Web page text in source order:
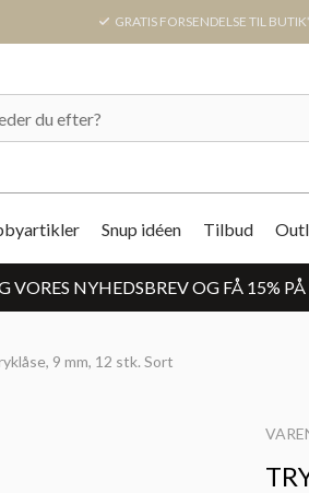
GRATIS FORSENDELSE TIL
Snup idéen Tilbud
VORES NYHEDSBREV OG FÅ 15%
9 mm, 12 stk. Sort